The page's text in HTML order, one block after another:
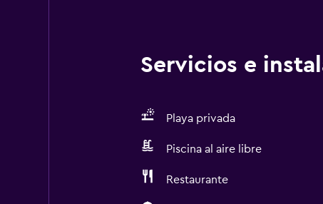
Servicios e
Playa privada
Piscina al aire libre
Restaurante